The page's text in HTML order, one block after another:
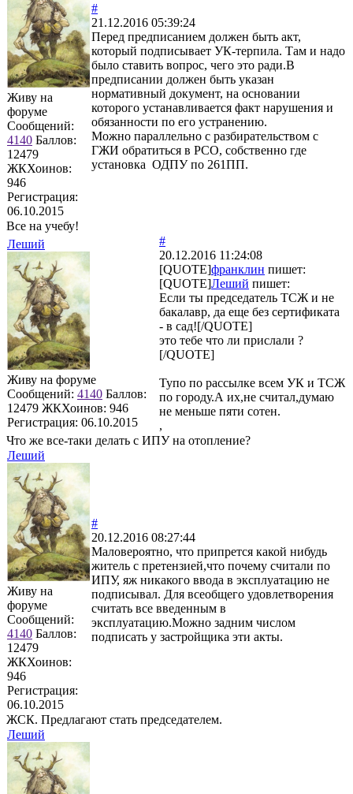
Живу на
форуме
Сообщений:
4140 Баллов:
12479
ЖКХоинов:
946
Регистрация:
06.10.2015
#
21.12.2016 05:39:24
Перед предписанием должен быть акт,
который подписывает УК-терпила. Там и надо
было ставить вопрос, чего это ради.В
предписании должен быть указан
нормативный документ, на основании
которого устанавливается факт нарушения и
обязанности по его устранению.
Можно параллельно с разбирательством с
ГЖИ обратиться в РСО, собственно где
установка ОДПУ по 261ПП.
Все на учебу!
Леший
Живу на форуме
Сообщений: 4140 Баллов:
12479 ЖКХоинов: 946
Регистрация: 06.10.2015
#
20.12.2016 11:24:08
[QUOTE]франклин пишет:
[QUOTE]Леший пишет:
Если ты председатель ТСЖ и не
бакалавр, да еще без сертификата
- в сад![/QUOTE]
это тебе что ли прислали ?
[/QUOTE]
Тупо по рассылке всем УК и ТСЖ
по городу.А их,не считал,думаю
не меньше пяти сотен.
,
Что же все-таки делать с ИПУ на отопление?
Леший
Живу на
форуме
Сообщений:
4140 Баллов:
12479
ЖКХоинов:
946
Регистрация:
06.10.2015
#
20.12.2016 08:27:44
Маловероятно, что припрется какой нибудь
житель с претензией,что почему считали по
ИПУ, яж никакого ввода в эксплуатацию не
подписывал. Для всеобщего удовлетворения
считать все введенным в
эксплуатацию.Можно задним числом
подписать у застройщика эти акты.
ЖСК. Предлагают стать председателем.
Леший